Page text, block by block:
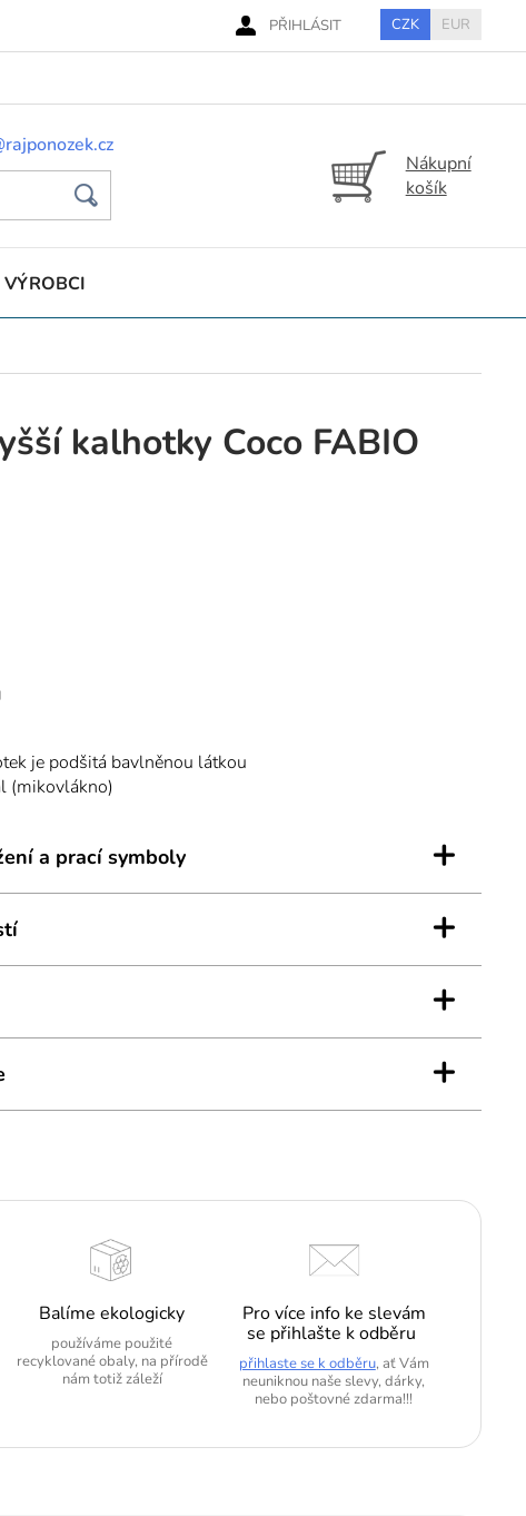
PŘIHLÁSIT CZK EUR
Nákupní
košík
VÝROBCI
kalhotky Coco FABIO
je podšitá bavlněnou látkou
(mikovlákno)
a prací symboly +
+
+
+
Balíme ekologicky
používáme použité
recyklované obaly, na přírodě
nám totiž záleží
Pro více info ke slevám
se přihlašte k odběru
přihlaste se k odběru, ať Vám
neuniknou naše slevy, dárky,
nebo poštovné zdarma!!!